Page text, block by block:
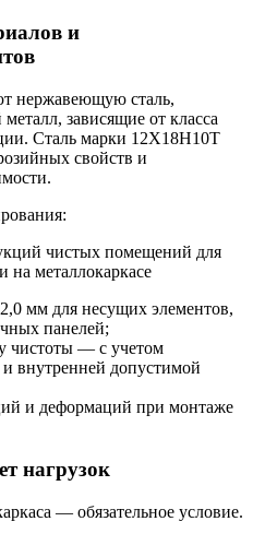
и
нержавеющую сталь,
зависящие от класса
Сталь марки 12Х18Н10Т
свойств и
мм для несущих элементов,
панелей;
чистоты — с учетом
внутренней допустимой
и деформаций при монтаже
нагрузок
— обязательное условие.